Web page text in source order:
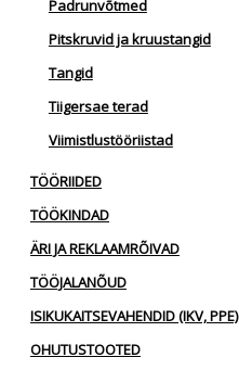
Padrunvõtmed
Pitskruvid ja kruustangid
Tangid
Tiigersae terad
Viimistlustööriistad
TÖÖRIIDED
TÖÖKINDAD
ÄRI JA REKLAAMRÕIVAD
TÖÖJALANÕUD
ISIKUKAITSEVAHENDID (IKV, PPE)
OHUTUSTOOTED